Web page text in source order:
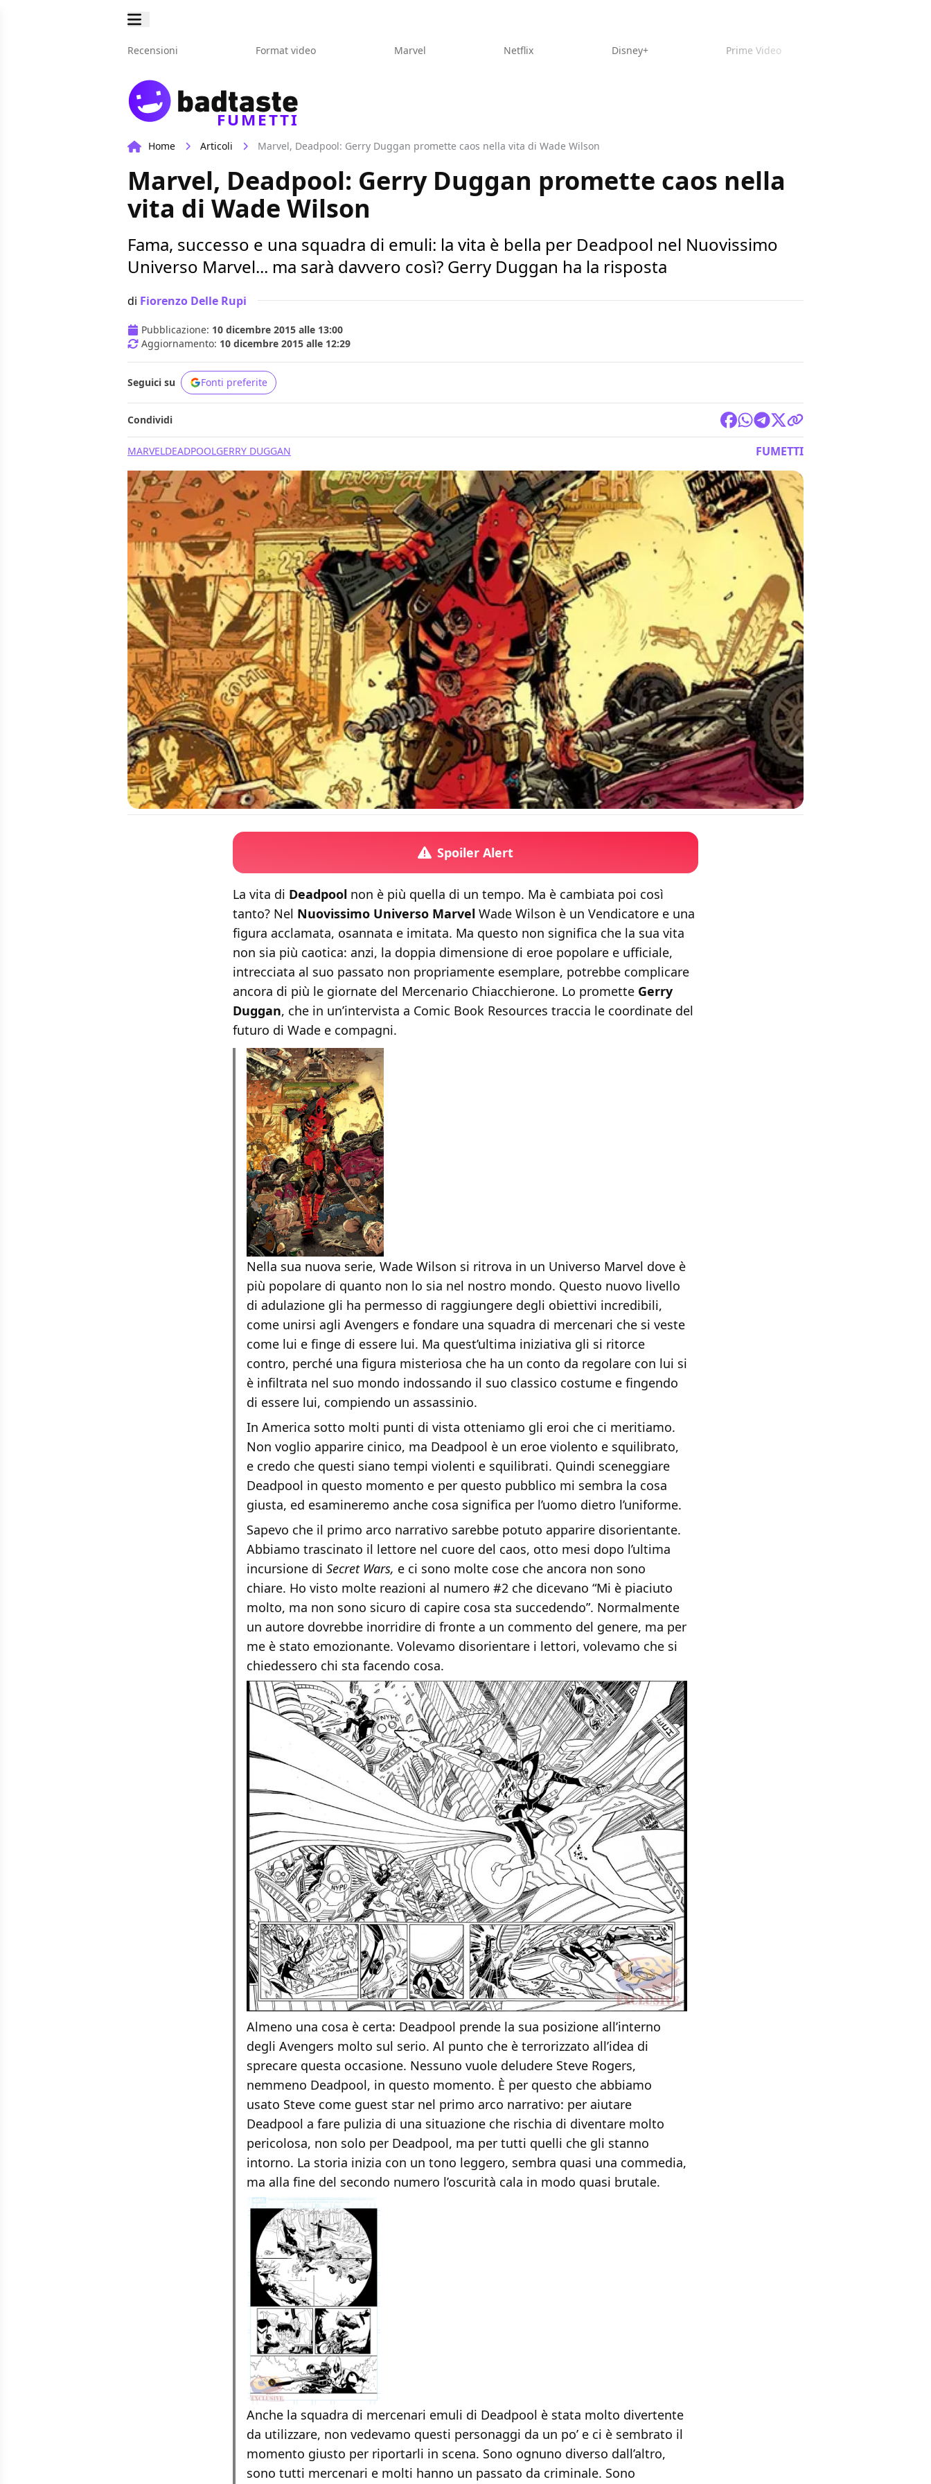
Recensioni Format video Marvel Netflix Disney+ Prime Video
FUMETTI
Home Articoli Marvel, Deadpool: Gerry Duggan promette caos nella vita di Wade Wilson
Marvel, Deadpool: Gerry Duggan promette caos nella
vita di Wade Wilson
Fama, successo e una squadra di emuli: la vita è bella per Deadpool nel Nuovissimo
Universo Marvel... ma sarà davvero così? Gerry Duggan ha la risposta
di Fiorenzo Delle Rupi
Pubblicazione: 10 dicembre 2015 alle 13:00
Aggiornamento: 10 dicembre 2015 alle 12:29
Seguici su Fonti preferite
Condividi
MARVELDEADPOOLGERRY DUGGAN FUMETTI
Spoiler Alert
La vita di Deadpool non è più quella di un tempo. Ma è cambiata poi così
tanto? Nel Nuovissimo Universo Marvel Wade Wilson è un Vendicatore e una
figura acclamata, osannata e imitata. Ma questo non significa che la sua vita
non sia più caotica: anzi, la doppia dimensione di eroe popolare e ufficiale,
intrecciata al suo passato non propriamente esemplare, potrebbe complicare
ancora di più le giornate del Mercenario Chiacchierone. Lo promette Gerry
Duggan, che in un’intervista a Comic Book Resources traccia le coordinate del
futuro di Wade e compagni.
Nella sua nuova serie, Wade Wilson si ritrova in un Universo Marvel dove è
più popolare di quanto non lo sia nel nostro mondo. Questo nuovo livello
di adulazione gli ha permesso di raggiungere degli obiettivi incredibili,
come unirsi agli Avengers e fondare una squadra di mercenari che si veste
come lui e finge di essere lui. Ma quest’ultima iniziativa gli si ritorce
contro, perché una figura misteriosa che ha un conto da regolare con lui si
è infiltrata nel suo mondo indossando il suo classico costume e fingendo
di essere lui, compiendo un assassinio.
In America sotto molti punti di vista otteniamo gli eroi che ci meritiamo.
Non voglio apparire cinico, ma Deadpool è un eroe violento e squilibrato,
e credo che questi siano tempi violenti e squilibrati. Quindi sceneggiare
Deadpool in questo momento e per questo pubblico mi sembra la cosa
giusta, ed esamineremo anche cosa significa per l’uomo dietro l’uniforme.
Sapevo che il primo arco narrativo sarebbe potuto apparire disorientante.
Abbiamo trascinato il lettore nel cuore del caos, otto mesi dopo l’ultima
incursione di Secret Wars, e ci sono molte cose che ancora non sono
chiare. Ho visto molte reazioni al numero #2 che dicevano “Mi è piaciuto
molto, ma non sono sicuro di capire cosa sta succedendo”. Normalmente
un autore dovrebbe inorridire di fronte a un commento del genere, ma per
me è stato emozionante. Volevamo disorientare i lettori, volevamo che si
chiedessero chi sta facendo cosa.
Almeno una cosa è certa: Deadpool prende la sua posizione all’interno
degli Avengers molto sul serio. Al punto che è terrorizzato all’idea di
sprecare questa occasione. Nessuno vuole deludere Steve Rogers,
nemmeno Deadpool, in questo momento. È per questo che abbiamo
usato Steve come guest star nel primo arco narrativo: per aiutare
Deadpool a fare pulizia di una situazione che rischia di diventare molto
pericolosa, non solo per Deadpool, ma per tutti quelli che gli stanno
intorno. La storia inizia con un tono leggero, sembra quasi una commedia,
ma alla fine del secondo numero l’oscurità cala in modo quasi brutale.
Anche la squadra di mercenari emuli di Deadpool è stata molto divertente
da utilizzare, non vedevamo questi personaggi da un po’ e ci è sembrato il
momento giusto per riportarli in scena. Sono ognuno diverso dall’altro,
sono tutti mercenari e molti hanno un passato da criminale. Sono